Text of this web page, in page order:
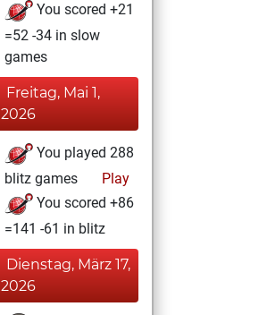
You scored +21
=52 -34 in slow
games
Freitag, Mai 1,
2026
You played 288
blitz games
Play
You scored +86
=141 -61 in blitz
Dienstag, März 17,
2026